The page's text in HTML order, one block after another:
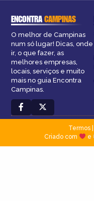
ENCONTRACAMPINAS
O melhor de Campinas
num só lugar! Dicas, onde
ir, o que fazer, as
melhores empresas,
locais, serviços e muito
mais no guia Encontra
Campinas.
Termos|
Criado com
e